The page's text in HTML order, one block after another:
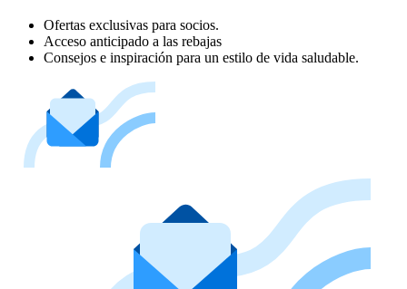
Ofertas exclusivas para socios.
Acceso anticipado a las rebajas
Consejos e inspiración para un estilo de vida saludable.